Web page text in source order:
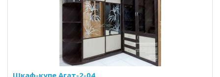
Шкаф-купе Агат-2-04